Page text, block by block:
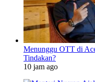
Menunggu OTT di
Tindakan?
10 jam ago